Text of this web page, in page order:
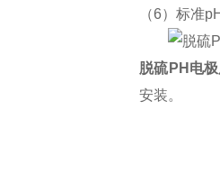
（6） 标准
脱硫PH电
安装。